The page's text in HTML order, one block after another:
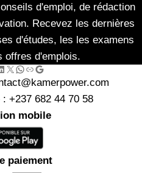
d'emploi, de rédaction
Recevez les dernières
d'études, les les examens
offres d'emplois.
X WhatsApp Link Google
: +237 682 44 70 58
mobile
paiement